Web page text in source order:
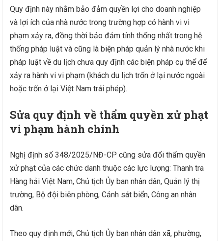
Quy định này nhằm bảo đảm quyền lợi cho doanh nghiệp
và lợi ích của nhà nước trong trường hợp có hành vi vi
phạm xảy ra, đồng thời bảo đảm tính thống nhất trong hệ
thống pháp luật và cũng là biện pháp quản lý nhà nước khi
pháp luật về du lịch chưa quy định các biện pháp cụ thể để
xảy ra hành vi vi phạm (khách du lịch trốn ở lại nước ngoài
hoặc trốn ở lại Việt Nam trái phép).
Sửa quy định về thẩm quyền xử phạt
vi phạm hành chính
Nghị định số 348/2025/NĐ-CP cũng sửa đổi thẩm quyền
xử phạt của các chức danh thuộc các lực lượng: Thanh tra
Hàng hải Việt Nam, Chủ tịch Ủy ban nhân dân, Quản lý thị
trường, Bộ đội biên phòng, Cảnh sát biển, Công an nhân
dân.
Theo quy định mới, Chủ tịch Ủy ban nhân dân xã, phường,